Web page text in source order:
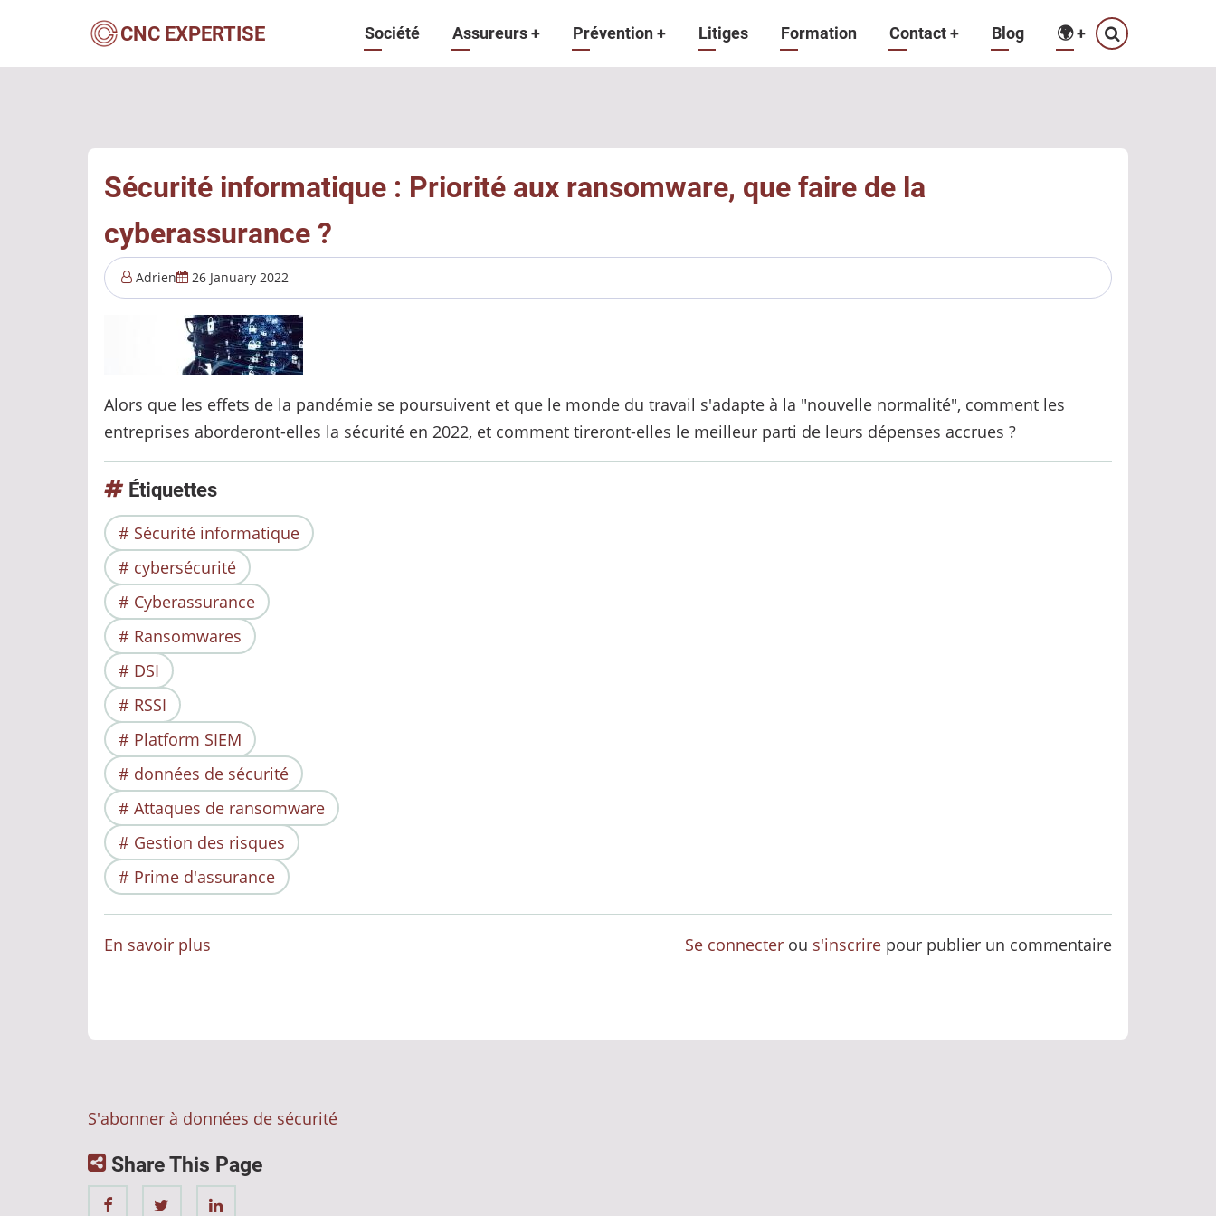
contenu
CNC EXPERTISE
Navigation
Société Assureurs+ Prévention+ Litiges Formation Contact+ Blog 🌍+
Sécurité informatique : Priorité aux ransomware, que faire de la
cyberassurance ?
Adrien 26 January 2022
Alors que les effets de la pandémie se poursuivent et que le monde du travail s'adapte à la "nouvelle normalité", comment les
entreprises aborderont-elles la sécurité en 2022, et comment tireront-elles le meilleur parti de leurs dépenses accrues ?
Étiquettes
Sécurité informatique
cybersécurité
Cyberassurance
Ransomwares
DSI
RSSI
Platform SIEM
données de sécurité
Attaques de ransomware
Gestion des risques
Prime d'assurance
En savoir plus
ransomware,
faire
de
Se connecter ou s'inscrire pour publier un commentaire
S'abonner à données de sécurité
Share This Page